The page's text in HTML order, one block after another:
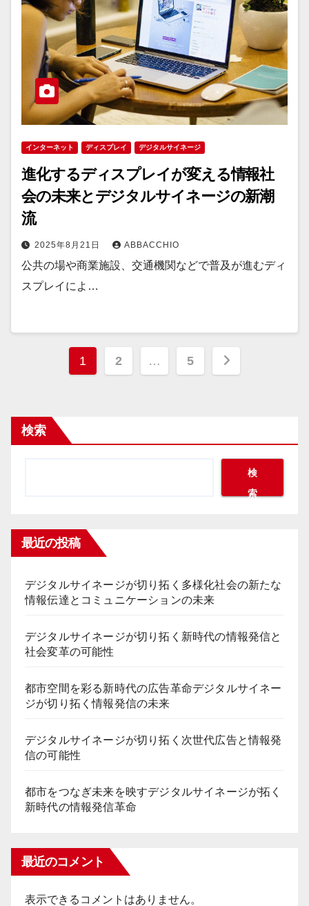
インターネット ディスプレイ デジタルサイネージ
進化するディスプレイが変える情報社
会の未来とデジタルサイネージの新潮
流
2025年8月21日 ABBACCHIO
公共の場や商業施設、交通機関などで普及が進むディ
スプレイによ…
投
ペ
送
り
1 2 … 5
検索
検
索
最近の投稿
デジタルサイネージが切り拓く多様化社会の新たな
情報伝達とコミュニケーションの未来
デジタルサイネージが切り拓く新時代の情報発信と
社会変革の可能性
都市空間を彩る新時代の広告革命デジタルサイネー
ジが切り拓く情報発信の未来
デジタルサイネージが切り拓く次世代広告と情報発
信の可能性
都市をつなぎ未来を映すデジタルサイネージが拓く
新時代の情報発信革命
最近のコメント
表示できるコメントはありません。